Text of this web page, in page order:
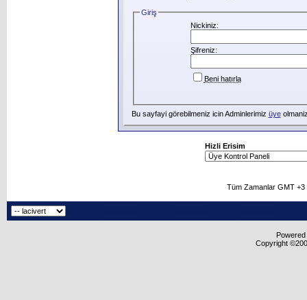
Giriş
Nickiniz:
Şifreniz:
Beni hatırla
Bu sayfayi görebilmeniz icin Adminlerimiz üye
Hizli Erisim
Tüm Zamanlar GMT
Copyright